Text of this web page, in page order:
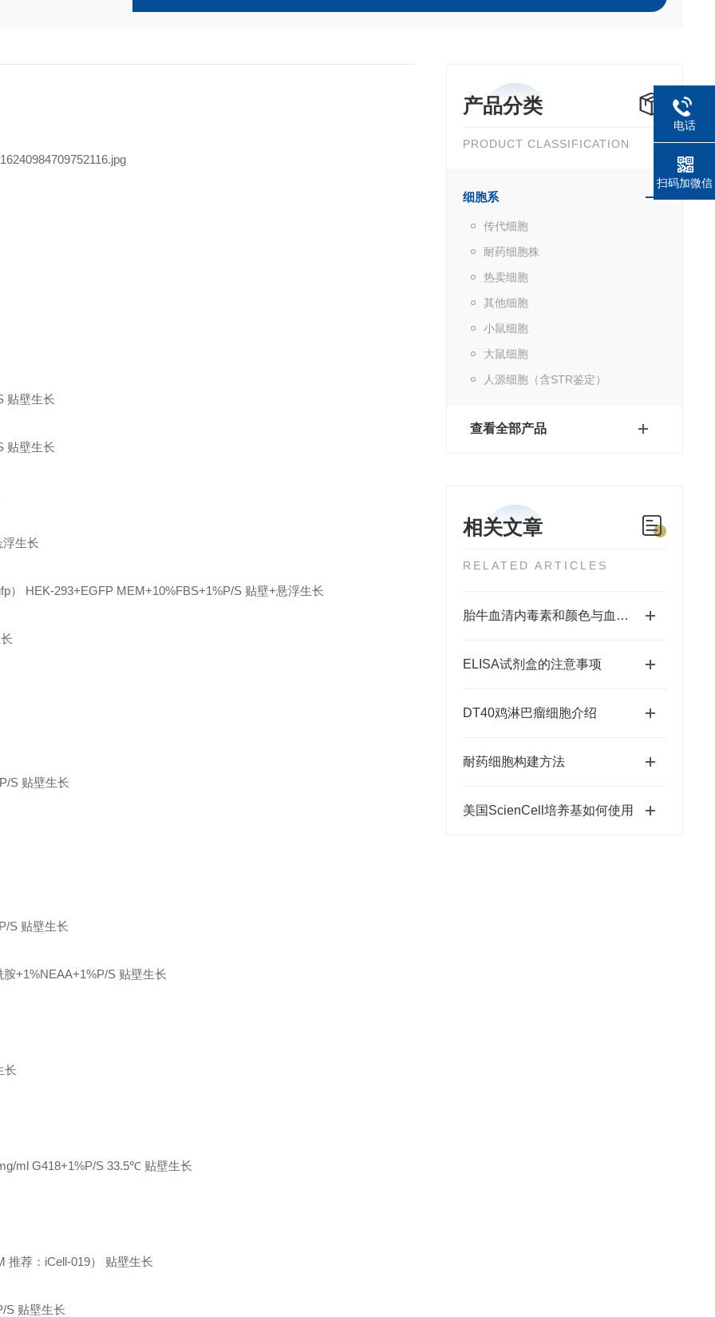
产品分类
PRODUCT CLASSIFICATION
细胞系
传代细胞
耐药细胞株
热卖细胞
其他细胞
小鼠细胞
大鼠细胞
人源细胞（含STR鉴定）
查看全部产品
相关文章
RELATED ARTICLES
胎牛血清内毒素和颜色与血清质量的关系
ELISA试剂盒的注意事项
DT40鸡淋巴瘤细胞介绍
耐药细胞构建方法
美国ScienCell培养基如何使用
贴壁生长
贴壁生长
浮生长
） HEK-293+EGFP MEM+10%FBS+1%P/S 贴壁+悬浮生长
S 贴壁生长
S 贴壁生长
+1%NEAA+1%P/S 贴壁生长
长
ml G418+1%P/S 33.5℃ 贴壁生长
推荐：iCell-019） 贴壁生长
S 贴壁生长
电话
扫码加微信